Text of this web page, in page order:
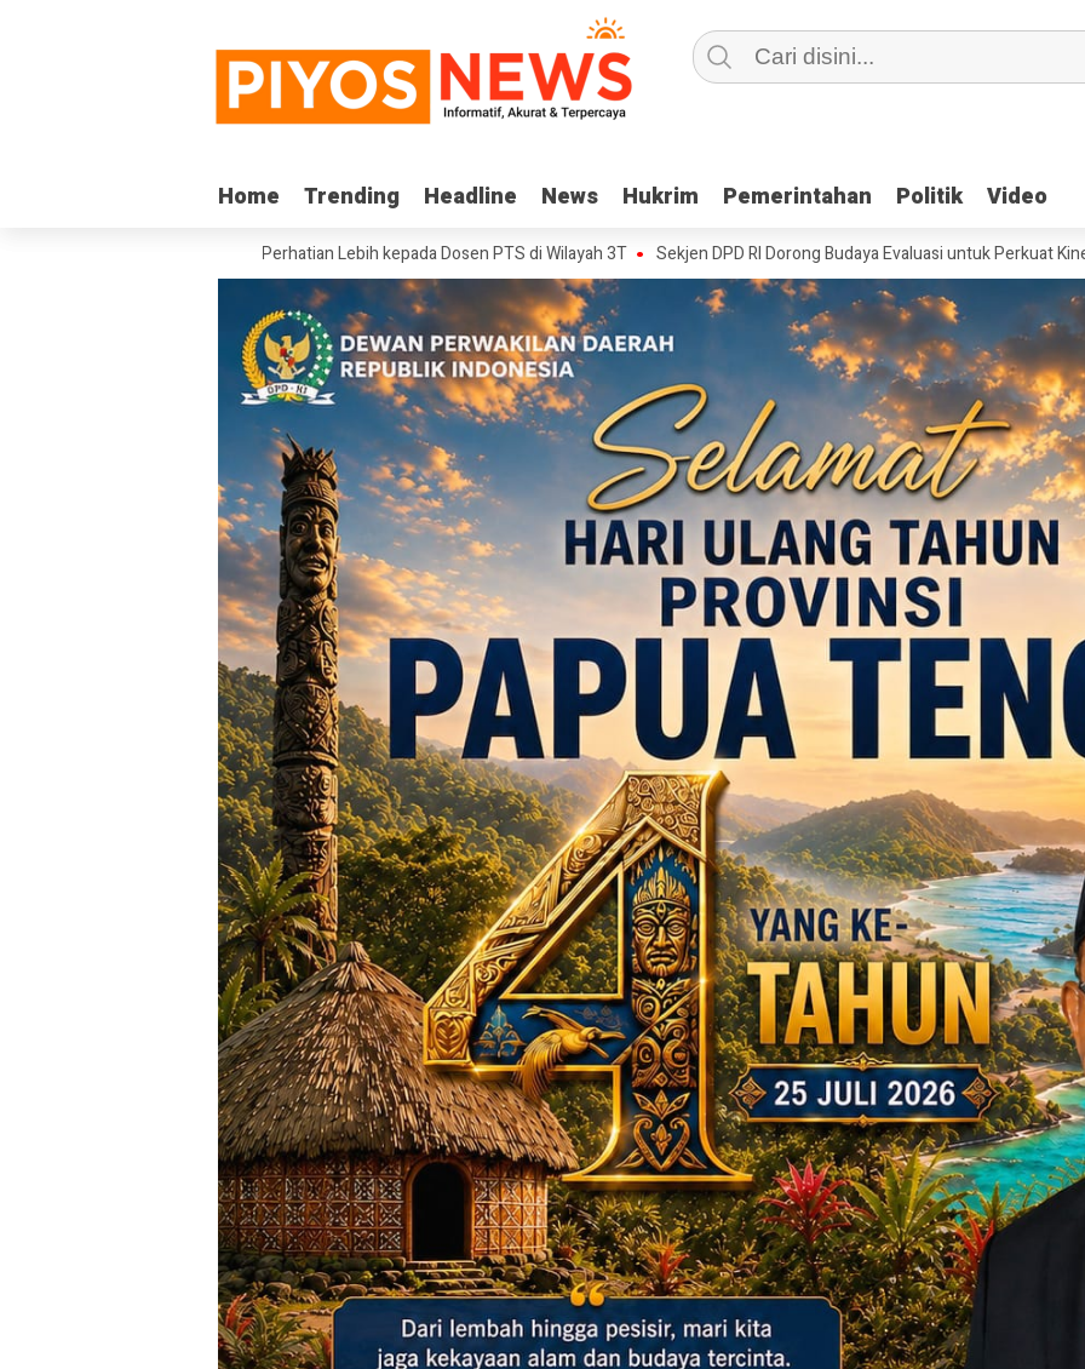
Home Trending Headline News Hukrim Pemerintahan Politik Video
Home Trending Headline News Hukrim Pemerintahan Politik Video
Pemerintah Beri Perhatian Lebih kepada Dosen PTS di Wilayah 3T Sekjen DPD RI Dorong Budaya Evaluasi untuk Perkuat Kinerja Birokrasi